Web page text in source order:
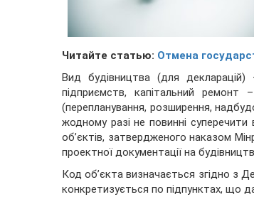
Читайте статью: Отмена
Вид будівництва (для декларацій)
підприємств, капітальний ремонт
(перепланування, розширення,
жодному разі не повинні
об’єктів, затвердженого наказом
проектної документації на
Код об’єкта визначається згідно з
конкретизується по підпунктах, що